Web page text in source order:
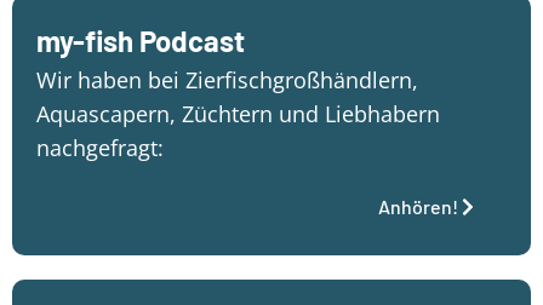
my-fish Podcast
Wir haben bei Zierfischgroßhändlern,
Aquascapern, Züchtern und Liebhabern
nachgefragt:
Anhören!